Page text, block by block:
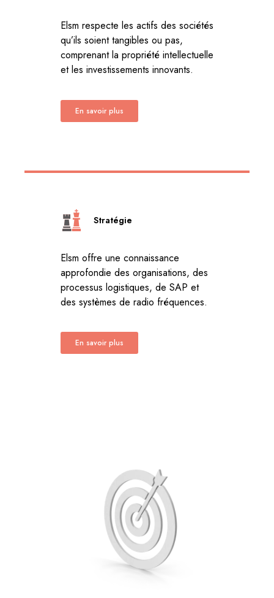
Elsm respecte les actifs des sociétés
qu’ils soient tangibles ou pas,
comprenant la propriété intellectuelle
et les investissements innovants.
En savoir plus
Stratégie
Elsm offre une connaissance
approfondie des organisations, des
processus logistiques, de SAP et
des systèmes de radio fréquences.
En savoir plus